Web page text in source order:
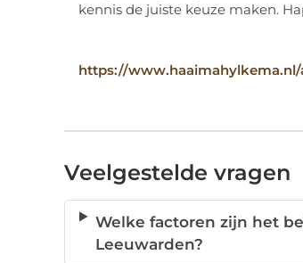
kennis de juiste keuze maken.
https://
Veelgestelde vragen
Welke factoren zijn het
Leeuwarden?